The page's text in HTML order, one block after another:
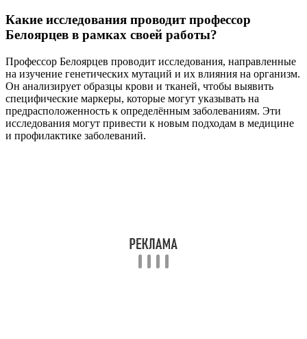
Какие исследования проводит профессор
Белоярцев в рамках своей работы?
Профессор Белоярцев проводит исследования, направленные
на изучение генетических мутаций и их влияния на организм.
Он анализирует образцы крови и тканей, чтобы выявить
специфические маркеры, которые могут указывать на
предрасположенность к определённым заболеваниям. Эти
исследования могут привести к новым подходам в медицине
и профилактике заболеваний.